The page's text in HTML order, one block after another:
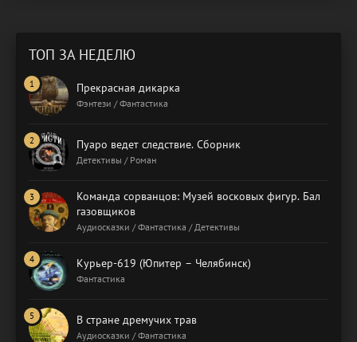
ТОП ЗА НЕДЕЛЮ
Прекрасная дикарка
Фэнтези / Фантастика
Пуаро ведет следствие. Сборник
Детективы / Роман
Команда сорванцов: Музей восковых фигур. Бал
газовщиков
Аудиосказки / Фантастика / Детективы
Курьер-619 (Юпитер – Челябинск)
Фантастика
В стране дремучих трав
Аудиосказки / Фантастика